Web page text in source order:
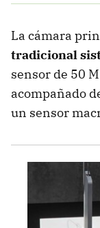
La cámara
tradicional
sensor de 50
acompañado
un sensor